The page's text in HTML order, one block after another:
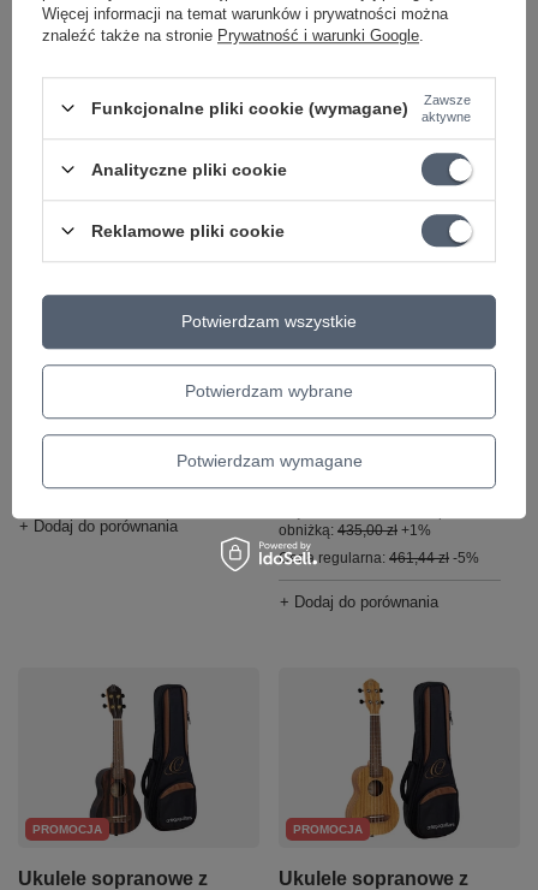
obniżką:325,00 zł -5%
+ Dodaj do porównania
Ukulele koncertowe
Ortega RUAR-MI
Catalpa Mystic India
412,31 zł
Najniższa cena z 30 dni przed
obniżką:
+ Dodaj do porównania
Ukulele sopranowe
mahoń ciemny brąz
wysoka jakość
wykończenia Baton
438,36 zł
obniżką: 435,00 zł +1%
Cena regularna: 461,44 zł -5%
+ Dodaj do porównania
PROMOCJA
Ukulele sopranowe z
PROMOCJA
Ukulele sopranowe z
Więcej informacji na temat warunków i prywatności można
znaleźć także na stronie Prywatność i warunki Google
Funkcjonalne pliki cookie (wymagane)
Zawsze
aktywne
Analityczne pliki cookie
Reklamowe pliki cookie
Potwierdzam wybrane
Potwierdzam wymagane
Potwierdzam wszystkie